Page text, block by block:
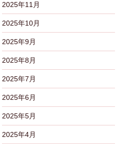
2025年11月
2025年10月
2025年9月
2025年8月
2025年7月
2025年6月
2025年5月
2025年4月